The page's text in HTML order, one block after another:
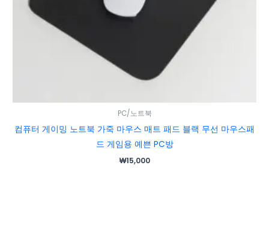
PC/노트북
컴퓨터 게이밍 노트북 가죽 마우스 매트 패드 블랙 무선 마우스패
드 게임용 예쁜 PC방
₩15,000